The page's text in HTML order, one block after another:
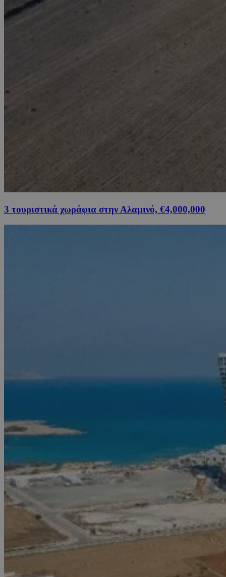
3 τουριστικά χωράφια στην Αλαμινό, €4,000,000